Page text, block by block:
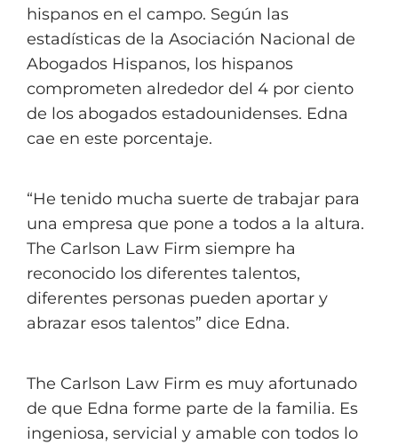
hispanos en el campo. Según las
estadísticas de la Asociación Nacional de
Abogados Hispanos, los hispanos
comprometen alrededor del 4 por ciento
de los abogados estadounidenses. Edna
cae en este porcentaje.
“He tenido mucha suerte de trabajar para
una empresa que pone a todos a la altura.
The Carlson Law Firm siempre ha
reconocido los diferentes talentos,
diferentes personas pueden aportar y
abrazar esos talentos” dice Edna.
The Carlson Law Firm es muy afortunado
de que Edna forme parte de la familia. Es
ingeniosa, servicial y amable con todos lo